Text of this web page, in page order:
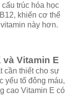
cấu trúc hóa học
khiến cơ thể
này hơn.
và Vitamin E
cần thiết cho sự
yếu tố đông máu,
cao Vitamin E có